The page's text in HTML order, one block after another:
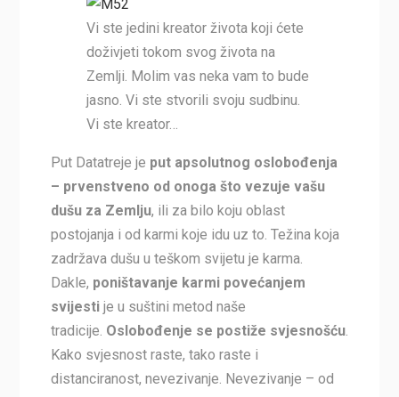
Vi ste jedini kreator života koji ćete
doživjeti tokom svog života na
Zemlji. Molim vas neka vam to bude
jasno. Vi ste stvorili svoju sudbinu.
Vi ste kreator…
Put Datatreje je put apsolutnog oslobođenja
– prvenstveno od onoga što vezuje vašu
dušu za Zemlju, ili za bilo koju oblast
postojanja i od karmi koje idu uz to. Težina koja
zadržava dušu u teškom svijetu je karma.
Dakle, poništavanje karmi povećanjem
svijestije u suštini metod naše
tradicije. Oslobođenje se postiže svjesnošću.
Kako svjesnost raste, tako raste i
distanciranost, nevezivanje. Nevezivanje – od